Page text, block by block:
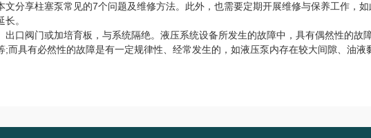
分享柱塞泵常见的7个问题及维修方法。此外，也需要定期开展维修与保养工作，
。
口阀门或加培育板，与系统隔绝。液压系统设备所发生的故障中，具有偶然性的故
具有必然性的故障是有一定规律性、经常发生的，如液压泵内存在较大间隙、油液